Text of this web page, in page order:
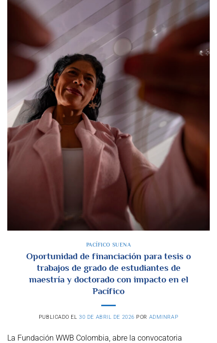
PACÍFICO SUENA
Oportunidad de financiación para tesis o
trabajos de grado de estudiantes de
maestría y doctorado con impacto en el
Pacífico
PUBLICADO EL30 DE ABRIL DE 2026 POR ADMINRAP
La Fundación WWB Colombia, abre la convocatoria